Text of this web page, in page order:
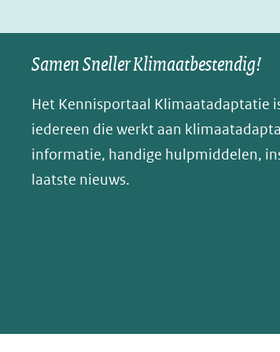
Samen Sneller Klimaatbestendig!
Het Kennisportaal Klimaatadaptatie
iedereen die werkt aan
informatie, handige hulpmiddelen,
laatste nieuws.